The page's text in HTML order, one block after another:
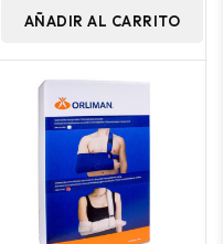
AÑADIR AL CARRITO